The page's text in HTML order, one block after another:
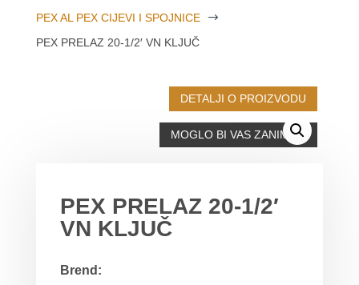
PEX AL PEX CIJEVI I SPOJNICE
$
PEX PRELAZ 20-1/2′ VN KLJUČ
DETALJI O PROIZVODU
MOGLO BI VAS ZANIMATI
PEX PRELAZ 20-1/2′
VN KLJUČ
Brend: